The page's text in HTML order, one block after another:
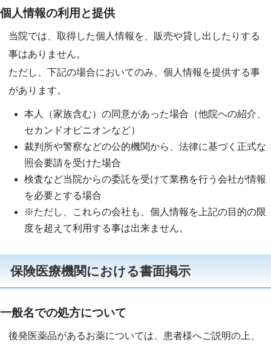
個人情報の利用と提供
当院では、取得した個人情報を、販売や貸し出したりする
事はありません。
ただし、下記の場合においてのみ、個人情報を提供する事
があります。
本人（家族含む）の同意があった場合（他院への紹介、
セカンドオピニオンなど）
裁判所や警察などの公的機関から、法律に基づく正式な
照会要請を受けた場合
検査など当院からの委託を受けて業務を行う会社が情報
を必要とする場合
※ただし、これらの会社も、個人情報を上記の目的の限
度を超えて利用する事は出来ません。
保険医療機関における書面掲示
一般名での処方について
後発医薬品があるお薬については、患者様へご説明の上、